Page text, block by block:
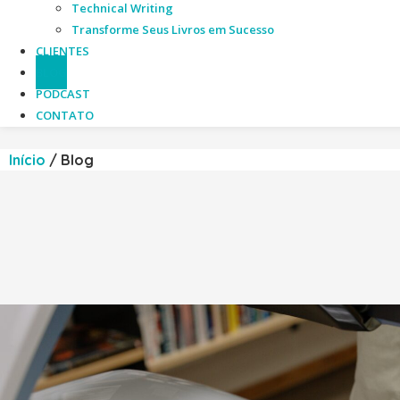
Technical Writing
Transforme Seus Livros em Sucesso
CLIENTES
PODCAST
CONTATO
Início / Blog